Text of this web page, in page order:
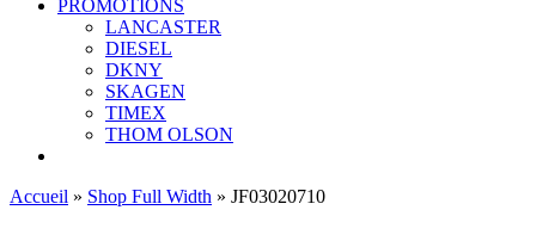
PROMOTIONS
LANCASTER
DIESEL
DKNY
SKAGEN
TIMEX
THOM OLSON
Accueil » Shop Full Width » JF03020710